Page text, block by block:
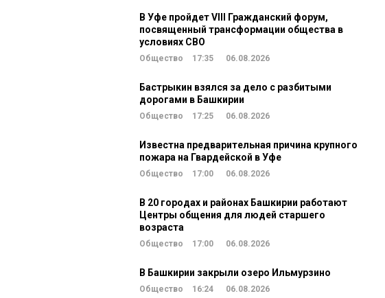
В Уфе пройдет VIII Гражданский форум,
посвященный трансформации общества в
условиях СВО
Общество 17:35 06.08.2026
Бастрыкин взялся за дело с разбитыми
дорогами в Башкирии
Общество 17:25 06.08.2026
Известна предварительная причина крупного
пожара на Гвардейской в Уфе
Общество 17:00 06.08.2026
В 20 городах и районах Башкирии работают
Центры общения для людей старшего
возраста
Общество 17:00 06.08.2026
В Башкирии закрыли озеро Ильмурзино
Общество 16:24 06.08.2026